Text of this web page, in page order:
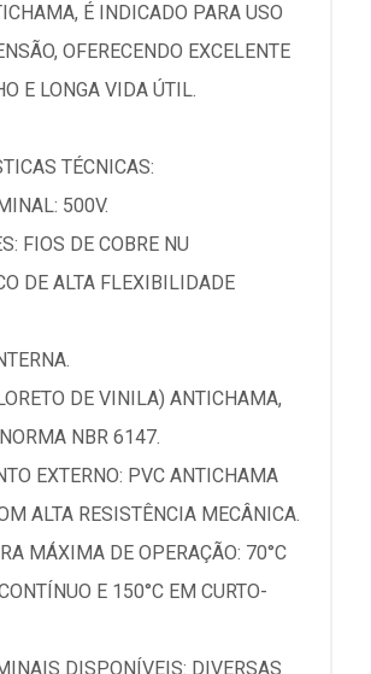
É INDICADO PARA USO
OFERECENDO EXCELENTE
E LONGA VIDA ÚTIL.
TÉCNICAS:
500V.
FIOS DE COBRE NU
DE ALTA FLEXIBILIDADE
DE VINILA) ANTICHAMA,
NBR 6147.
EXTERNO: PVC ANTICHAMA
ALTA RESISTÊNCIA MECÂNICA.
MÁXIMA DE OPERAÇÃO: 70°C
E 150°C EM CURTO-
DISPONÍVEIS: DIVERSAS